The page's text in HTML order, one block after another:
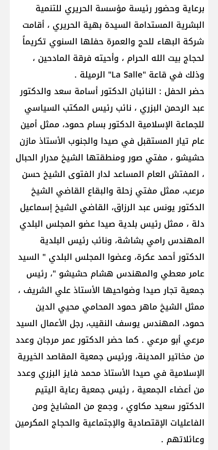
برعاية وحضور رئيسة مؤسسة الحريري للتنمية
البشرية المستدامة السيدة بهية الحريري ، أقامت
شركة البهاء للحج والعمرة حفلها السنوي تكريماً
لحجاج بيت الله الحرام ، وأحيته فرقة المادحين ،
وذلك في قاعة "La Salle" الرميلة .
حضر الحفل : النائبان الدكتور أسامة سعد والدكتور
عبد الرحمن البزري ، نائب رئيس المكتب السياسي
للجماعة الإسلامية الدكتور بسام حمود، ممثل أمين
عام تيار المستقبل في صيدا والجنوب الأستاذ مازن
حشيشو ، مفتي صور ومنطقتها الشيخ مدرار الحبال
، المفتش العام المساعد لدار الفتوى الشيخ حسن
مرعب، ممثل مفتي زحلة والبقاع القاضي الشيخ
الدكتور يونس عبد الرزاق، القاضي الشيخ إسماعيل
دلة ، ممثل رئيس بلدية صيدا عضو المجلس البلدي
المهندس رامي بشاشة، ونائب رئيس البلدية
الدكتور أحمد عكرة، وعضوا المجلس البلدي " السيد
عامر معطي والمهندس هشام حشيشو "، رئيس
جمعية تجار صيدا وضواحيها الأستاذ علي الشريف ،
ممثل الشيخ ماهر حمود المحامي محيي الدين
حمود، المهندس يوسف النقيب، رجل الأعمال السيد
مرعي أبو مرعي . كما حضر الدكتور عمر مرجان وعدد
من مخاتير المدينة، ورئيس جمعية المقاصد الخيرية
الإسلامية في صيدا الأستاذ محمد فايز البزري وعدد
من أعضاء الجمعية ، رئيس جمعية رعاية اليتيم
الدكتور سعيد مكاوي ، وجمع من المشايخ ومن
الفاعليات الإقتصادية والإجتماعية والحجاج المكرمين
وعائلاتهم .